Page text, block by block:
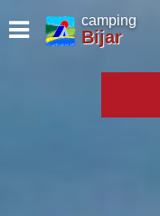
camping
Bijar